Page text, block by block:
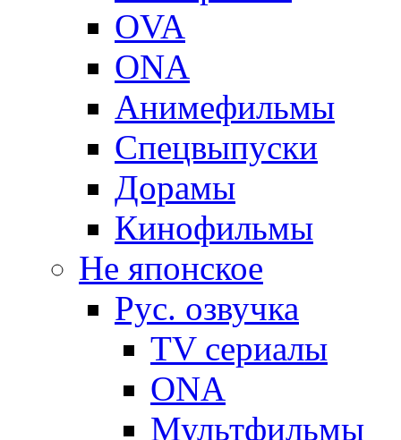
OVA
ONA
Анимефильмы
Спецвыпуски
Дорамы
Кинофильмы
Не японское
Рус. озвучка
TV сериалы
ONA
Мультфильмы